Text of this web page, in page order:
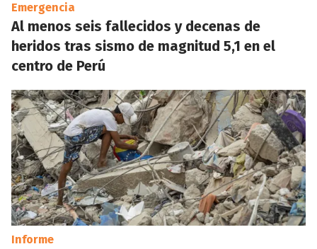
Emergencia
Al menos seis fallecidos y decenas de
heridos tras sismo de magnitud 5,1 en el
centro de Perú
Informe